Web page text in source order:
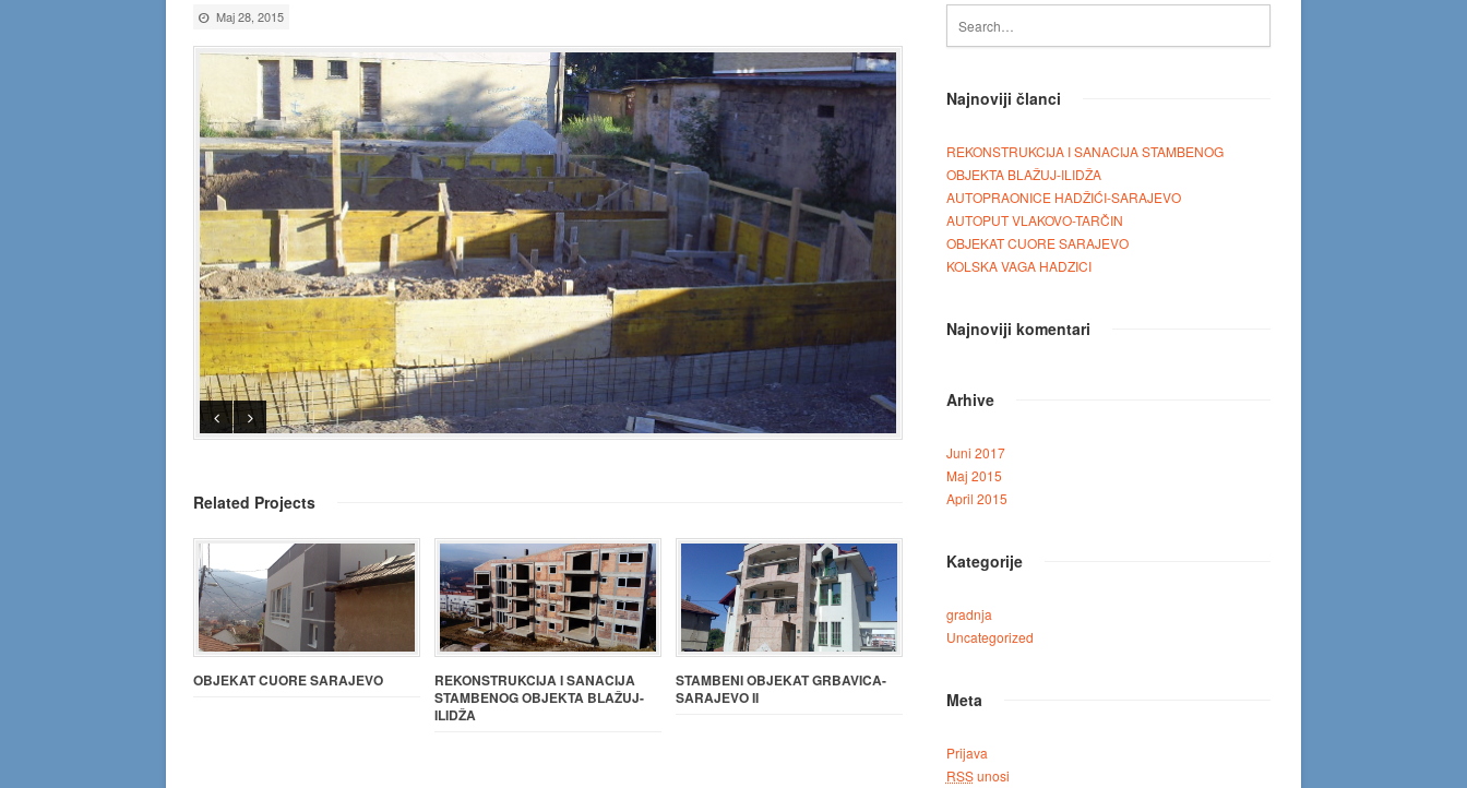
Maj 28, 2015
Related Projects
OBJEKAT CUORE SARAJEVO
REKONSTRUKCIJA I SANACIJA
STAMBENOG OBJEKTA BLAŽUJ-
ILIDŽA
STAMBENI OBJEKAT GRBAVICA-
SARAJEVO II
Najnoviji članci
REKONSTRUKCIJA I SANACIJA STAMBENOG
OBJEKTA BLAŽUJ-ILIDŽA
AUTOPRAONICE HADŽIĆI-SARAJEVO
AUTOPUT VLAKOVO-TARČIN
OBJEKAT CUORE SARAJEVO
KOLSKA VAGA HADZICI
Najnoviji komentari
Arhive
Juni 2017
Maj 2015
April 2015
Kategorije
gradnja
Uncategorized
Meta
Prijava
RSSunosi